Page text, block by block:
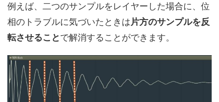
例えば、二つのサンプルをレイヤーした場合に、位
相のトラブルに気づいたときは片方のサンプルを反
転させることで解消することができます。